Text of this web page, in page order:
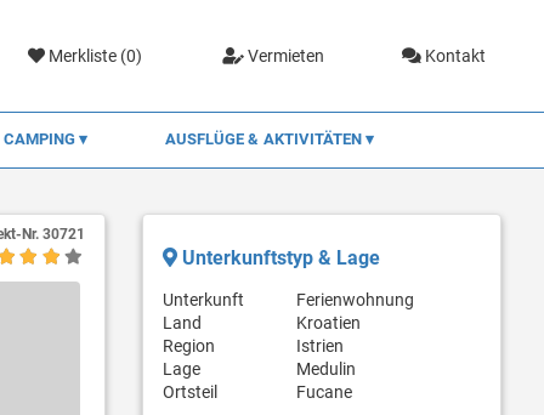
Merkliste (0) Vermieten Kontakt
CAMPING AUSFLÜGE & AKTIVITÄTEN
Nr. 30721
Unterkunftstyp & Lage
Unterkunft
Ferienwohnung
Land
Kroatien
Region
Istrien
Lage
Medulin
Ortsteil
Fucane